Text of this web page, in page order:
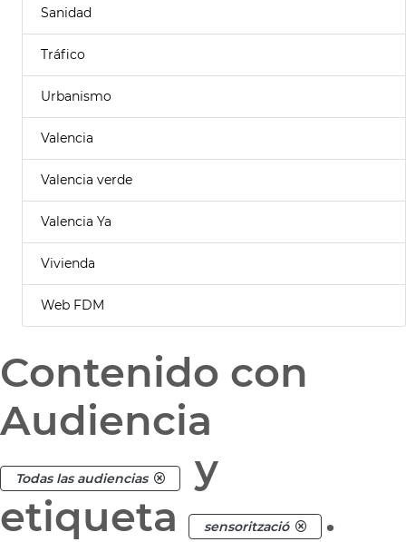
Sanidad
Tráfico
Urbanismo
Valencia
Valencia verde
Valencia Ya
Vivienda
Web FDM
Contenido con
Audiencia
Todas las audiencias
y
etiqueta
sensorització .